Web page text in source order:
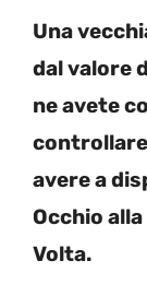
Una
dal valore
ne avete
avere a
Occhio
Volta.